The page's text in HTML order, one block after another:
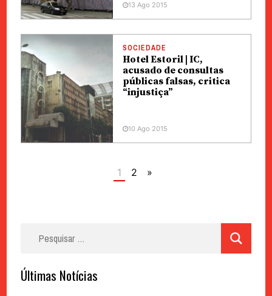
13 Ago 2015
SOCIEDADE
Hotel Estoril | IC,
acusado de consultas
públicas falsas, critica
“injustiça”
10 Ago 2015
1 2 »
Últimas Notícias